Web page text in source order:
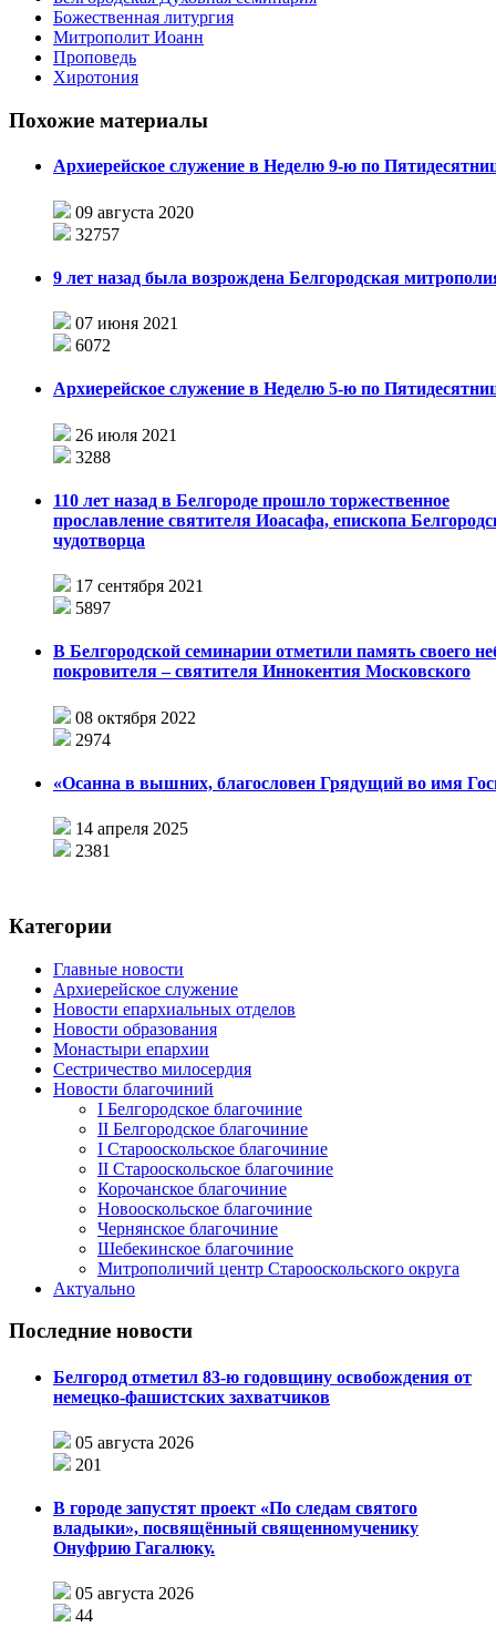
Божественная литургия
Митрополит Иоанн
Проповедь
Хиротония
Похожие материалы
Архиерейское служение в Неделю 9-ю по
09 августа 2020
32757
9 лет назад была возрождена Белгородская
07 июня 2021
6072
Архиерейское служение в Неделю 5-ю по
26 июля 2021
3288
110 лет назад в Белгороде прошло торжественное
прославление святителя Иоасафа, епископа
чудотворца
17 сентября 2021
5897
В Белгородской семинарии отметили память своего
покровителя – святителя Иннокентия Московского
08 октября 2022
2974
«Осанна в вышних, благословен Грядущий во имя
14 апреля 2025
2381
Категории
Главные новости
Архиерейское служение
Новости епархиальных отделов
Новости образования
Монастыри епархии
Сестричество милосердия
Новости благочиний
I Белгородское благочиние
II Белгородское благочиние
I Старооскольское благочиние
II Старооскольское благочиние
Корочанское благочиние
Новооскольское благочиние
Чернянское благочиние
Шебекинское благочиние
Митрополичий центр Старооскольского округа
Актуально
Последние новости
Белгород отметил 83-ю годовщину освобождения от
немецко-фашистских захватчиков
05 августа 2026
201
В городе запустят проект «По следам святого
владыки», посвящённый священномученику
Онуфрию Гагалюку.
05 августа 2026
44